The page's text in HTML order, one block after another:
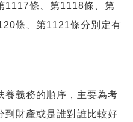
1117條、第1118條、第
條、第1121條分別定有
養義務的順序，主要為考
到財產或是誰對誰比較好